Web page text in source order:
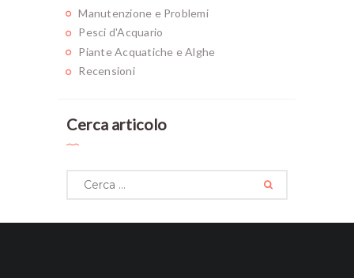
Manutenzione e Problemi
Pesci d'Acquario
Piante Acquatiche e Alghe
Recensioni
Cerca articolo
Ricerca
per: